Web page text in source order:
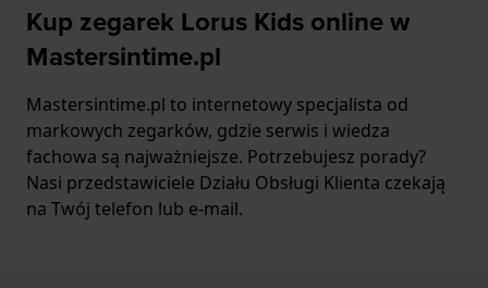
Kup zegarek Lorus Kids online w
Mastersintime.pl
Mastersintime.pl to internetowy specjalista od
markowych zegarków, gdzie serwis i wiedza
fachowa są najważniejsze. Potrzebujesz porady?
Nasi przedstawiciele Działu Obsługi Klienta czekają
na Twój telefon lub e-mail.